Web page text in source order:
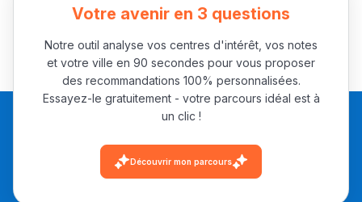
مهنة التّرجمة، العمل
التّطوّعي، التّشبيك و
أشياء أخرى مع مامودو
سامورا
بطلة المغرب فالقفز
كتحكي على تجربتها
فالرّياضة و الدّراسة
Votre avenir en 3 questions
Notre outil analyse vos centres d'intérêt, vos notes
et votre ville en 90 secondes pour vous proposer
des recommandations 100% personnalisées.
Essayez-le gratuitement - votre parcours idéal est à
un clic !
Découvrir mon parcours